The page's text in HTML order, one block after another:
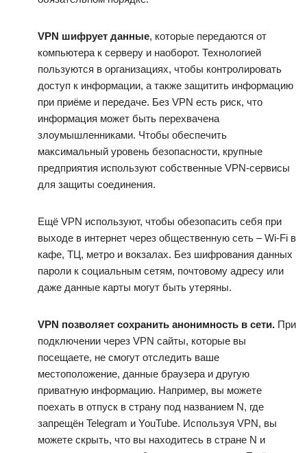
VPN шифрует данные, которые передаются от
компьютера к серверу и наоборот. Технологией
пользуются в организациях, чтобы контролировать
доступ к информации, а также защитить информацию
при приёме и передаче. Без VPN есть риск, что
информация может быть перехвачена
злоумышленниками. Чтобы обеспечить
максимальный уровень безопасности, крупные
предприятия используют собственные VPN-сервисы
для защиты соединения.
Ещё VPN используют, чтобы обезопасить себя при
выходе в интернет через общественную сеть – Wi-Fi в
кафе, ТЦ, метро и вокзалах. Без шифрования данных
пароли к социальным сетям, почтовому адресу или
даже данные карты могут быть утеряны.
VPN позволяет сохранить анонимность в сети. При
подключении через VPN сайты, которые вы
посещаете, не смогут отследить ваше
местоположение, данные браузера и другую
приватную информацию. Например, вы можете
поехать в отпуск в страну под названием N, где
запрещён Telegram и YouTube. Используя VPN, вы
можете скрыть, что вы находитесь в стране N и